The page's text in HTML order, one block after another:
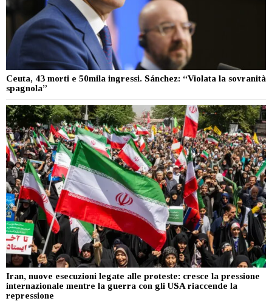
Ceuta, 43 morti e 50mila ingressi. Sánchez: “Violata la sovranità
spagnola”
Iran, nuove esecuzioni legate alle proteste: cresce la pressione
internazionale mentre la guerra con gli USA riaccende la
repressione